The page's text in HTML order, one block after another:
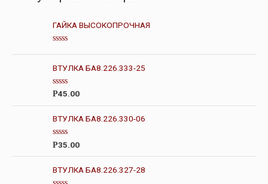
ГАЙКА ВЫСОКОПРОЧНАЯ
ц
е
н
к
а
0
и
5
ВТУЛКА БА8.226.333-25
О
е
н
к
а
и
з
Р45.00
ВТУЛКА БА8.226.330-06
О
е
н
к
Р35.00
ВТУЛКА БА8.226.327-28